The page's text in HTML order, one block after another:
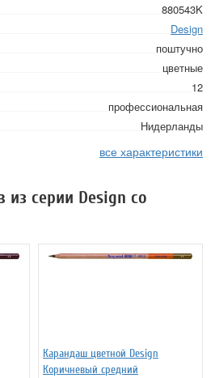
880543K
Design
поштучно
цветные
12
профессиональная
Нидерланды
все характеристики
из серии Design со
Карандаш цветной Design
Коричневый средний